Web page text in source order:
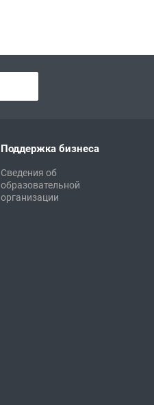
Поддержка бизнеса
Сведения об
образовательной
организации